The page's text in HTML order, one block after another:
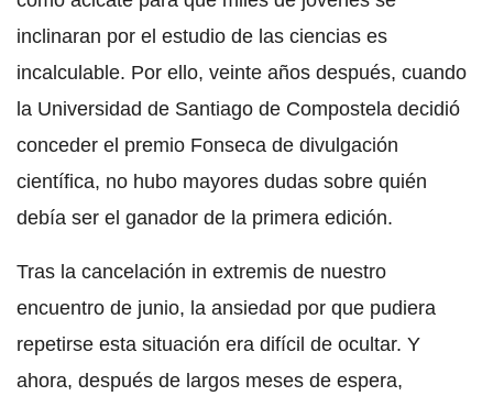
inclinaran por el estudio de las ciencias es
incalculable. Por ello, veinte años después, cuando
la Universidad de Santiago de Compostela decidió
conceder el premio Fonseca de divulgación
científica, no hubo mayores dudas sobre quién
debía ser el ganador de la primera edición.
Tras la cancelación in extremis de nuestro
encuentro de junio, la ansiedad por que pudiera
repetirse esta situación era difícil de ocultar. Y
ahora, después de largos meses de espera,